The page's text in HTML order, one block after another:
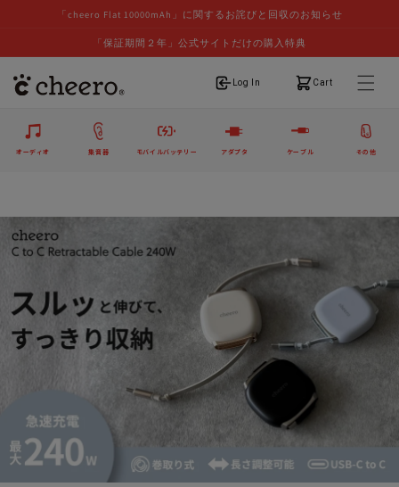
「cheero Flat 10000mAh」に関するお詫びと回収のお知らせ
「保証期間２年」公式サイトだけの購入特典
Log In
ログイン Cart
カート
オーディオ 集音器 モバイルバッテリー アダプタ ケーブル その他